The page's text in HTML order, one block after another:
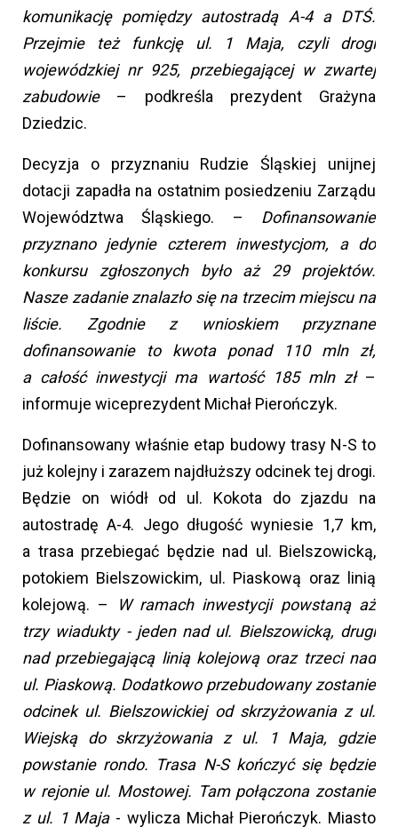
komunikację pomiędzy autostradą A-4 a DTŚ.
Przejmie też funkcję ul. 1 Maja, czyli drogi
wojewódzkiej nr 925, przebiegającej w zwartej
zabudowie– podkreśla prezydent Grażyna
Dziedzic.
Decyzja o przyznaniu Rudzie Śląskiej unijnej
dotacji zapadła na ostatnim posiedzeniu Zarządu
Województwa Śląskiego. – Dofinansowanie
przyznano jedynie czterem inwestycjom, a do
konkursu zgłoszonych było aż 29 projektów.
Nasze zadanie znalazło się na trzecim miejscu na
liście. Zgodnie z wnioskiem przyznane
dofinansowanie to kwota ponad 110 mln zł,
a całość inwestycji ma wartość 185 mln zł–
informuje wiceprezydent Michał Pierończyk.
Dofinansowany właśnie etap budowy trasy N-S to
już kolejny i zarazem najdłuższy odcinek tej drogi.
Będzie on wiódł od ul. Kokota do zjazdu na
autostradę A-4. Jego długość wyniesie 1,7 km,
a trasa przebiegać będzie nad ul. Bielszowicką,
potokiem Bielszowickim, ul. Piaskową oraz linią
kolejową. –
W ramach inwestycji powstaną aż
trzy wiadukty - jeden nad ul. Bielszowicką, drugi
nad przebiegającą linią kolejową oraz trzeci nad
ul. Piaskową. Dodatkowo przebudowany zostanie
odcinek ul. Bielszowickiej od skrzyżowania z ul.
Wiejską do skrzyżowania z ul. 1 Maja, gdzie
powstanie rondo. Trasa N-S kończyć się będzie
w rejonie ul. Mostowej. Tam połączona zostanie
z ul. 1 Maja- wylicza Michał Pierończyk. Miasto